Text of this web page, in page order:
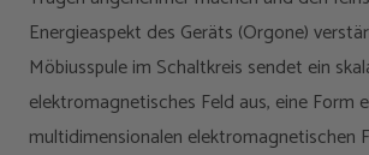
Energieaspekt des Geräts (Orgone)
Möbiusspule im Schaltkreis sendet ein
elektromagnetisches Feld aus, eine Form
multidimensionalen elektromagnetischen